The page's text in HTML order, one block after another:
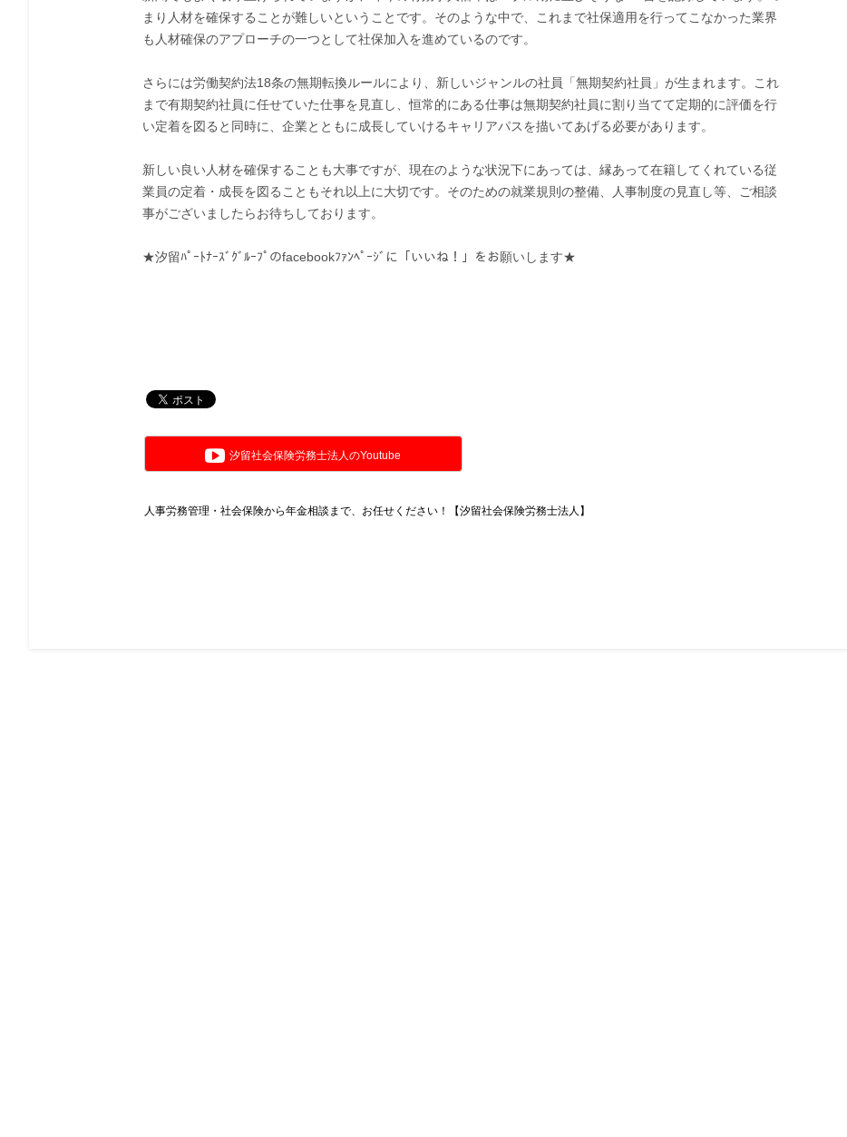
まり人材を確保することが難しいということです。そのような中で、これまで社保適用を行ってこなかった業界
も人材確保のアプローチの一つとして社保加入を進めているのです。
さらには労働契約法18条の無期転換ルールにより、新しいジャンルの社員「無期契約社員」が生まれます。これ
まで有期契約社員に任せていた仕事を見直し、恒常的にある仕事は無期契約社員に割り当てて定期的に評価を行
い定着を図ると同時に、企業とともに成長していけるキャリアパスを描いてあげる必要があります。
新しい良い人材を確保することも大事ですが、現在のような状況下にあっては、縁あって在籍してくれている従
業員の定着・成長を図ることもそれ以上に大切です。そのための就業規則の整備、人事制度の見直し等、ご相談
事がございましたらお待ちしております。
★汐留ﾊﾟｰﾄﾅｰｽﾞｸﾞﾙｰﾌﾟのfacebookﾌｧﾝﾍﾟｰｼﾞに「いいね！」をお願いします★
汐留社会保険労務士法人のYoutube
人事労務管理・社会保険から年金相談まで、お任せください！【汐留社会保険労務士法人】